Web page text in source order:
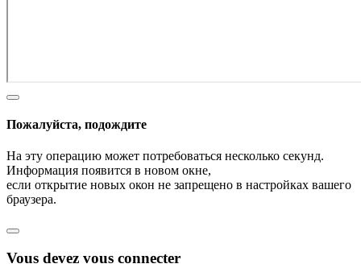
Пожалуйста, подождите
На эту операцию может потребоваться несколько секунд.
Информация появится в новом окне,
если открытие новых окон не запрещено в настройках вашего
браузера.
Vous devez vous connecter